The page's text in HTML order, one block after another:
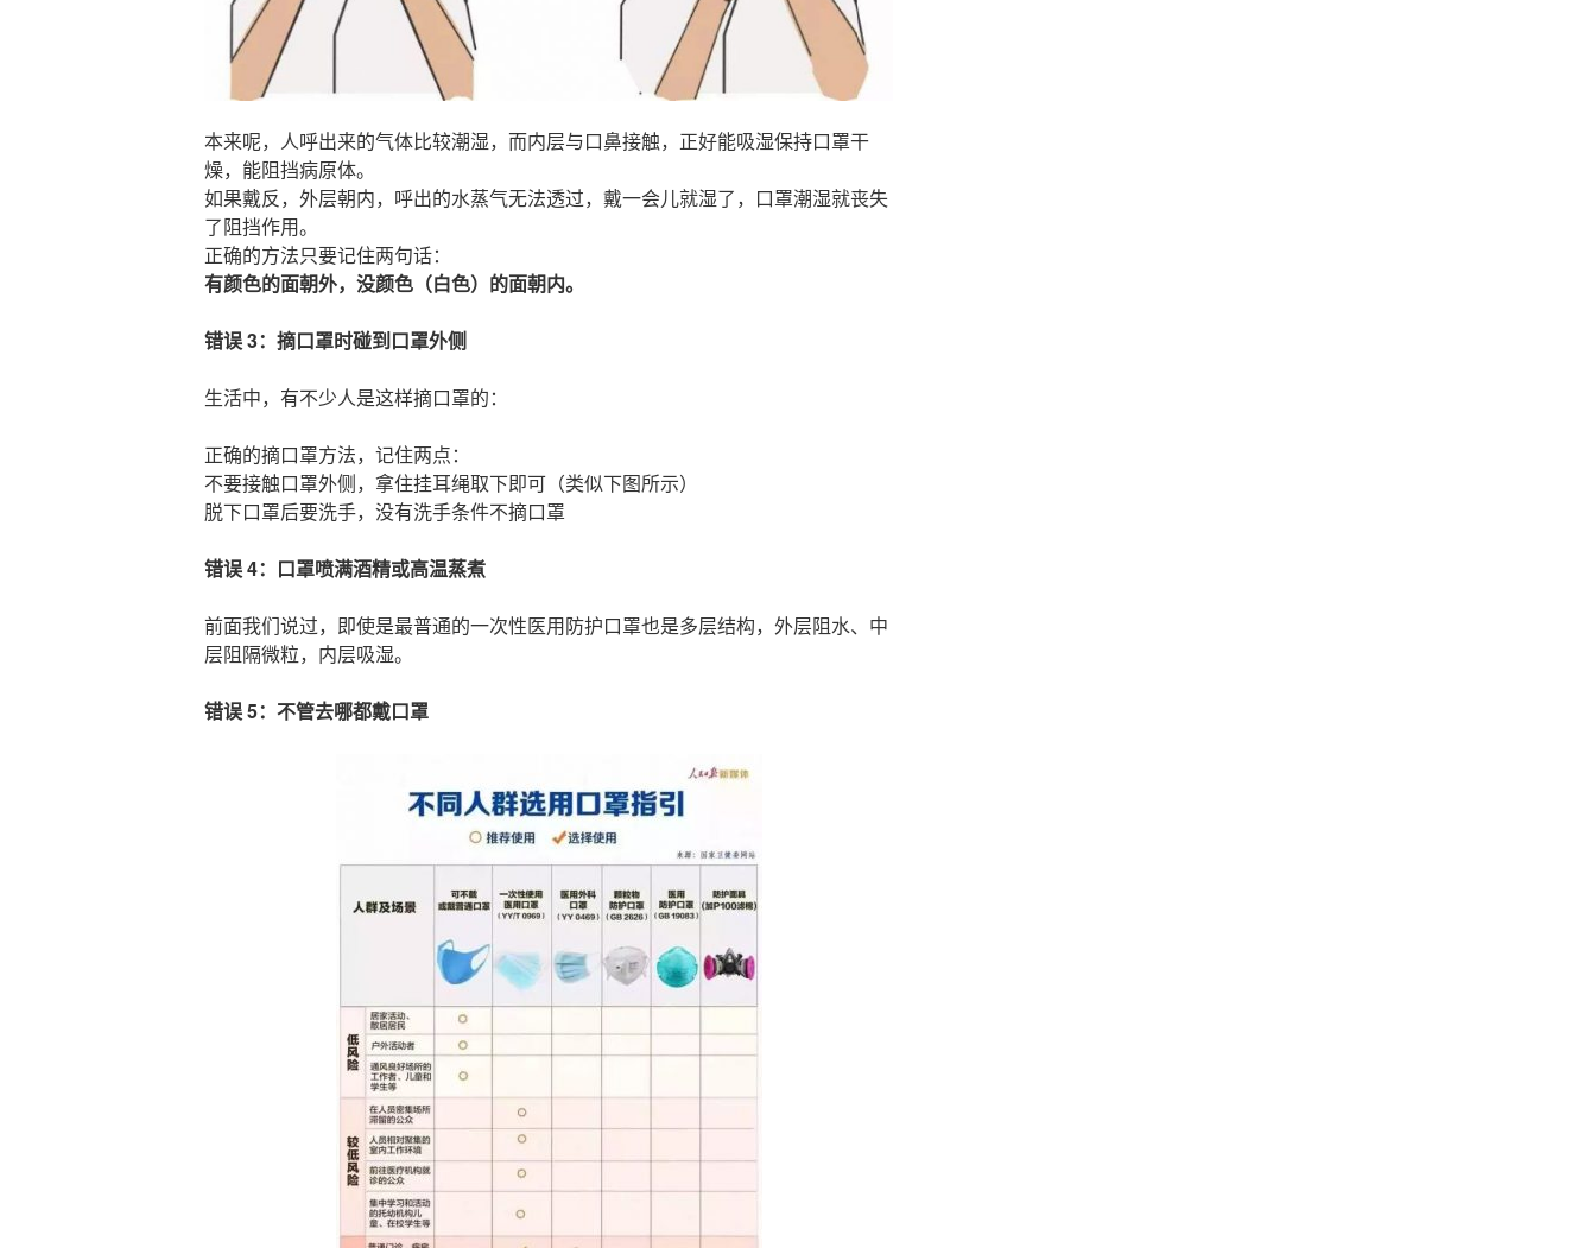
本来呢，人呼出来的气体比较潮湿，而内层与口鼻接触，正好能吸湿保持口罩干
燥，能阻挡病原体。
如果戴反，外层朝内，呼出的水蒸气无法透过，戴一会儿就湿了，口罩潮湿就丧失
了阻挡作用。
正确的方法只要记住两句话：
有颜色的面朝外，没颜色（白色）的面朝内。
错误 3：摘口罩时碰到口罩外侧
生活中，有不少人是这样摘口罩的：
正确的摘口罩方法，记住两点：
不要接触口罩外侧，拿住挂耳绳取下即可（类似下图所示）
脱下口罩后要洗手，没有洗手条件不摘口罩
错误 4：口罩喷满酒精或高温蒸煮
前面我们说过，即使是最普通的一次性医用防护口罩也是多层结构，外层阻水、中
层阻隔微粒，内层吸湿。
错误 5：不管去哪都戴口罩